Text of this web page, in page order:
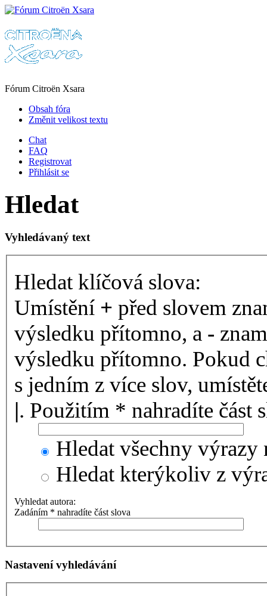
Fórum Citroën Xsara
Obsah fóra
Změnit velikost textu
Chat
FAQ
Registrovat
Přihlásit se
Hledat
Vyhledávaný text
Hledat klíčová slova:
Umístění + před slovem
výsledku přítomno, a -
výsledku přítomno. Pokud
s jedním z více slov,
|. Použitím * nahradíte část
Hledat všechny výrazy
Hledat kterýkoliv z
Vyhledat autora:
Zadáním * nahradíte část slova
Nastavení vyhledávání